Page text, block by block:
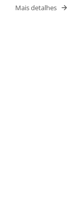
Mais detalhes